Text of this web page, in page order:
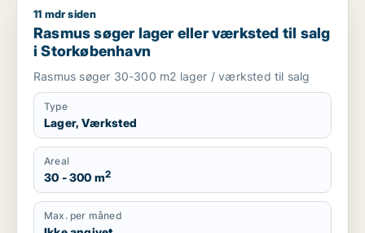
Rasmus søger lager eller værksted til salg i Storkøbenhavn
11 mdr siden
Rasmus søger lager eller værksted til salg
i Storkøbenhavn
Rasmus søger 30-300 m2 lager / værksted til salg
Type
Lager, Værksted
Areal
30 - 300 m2
Max. per måned